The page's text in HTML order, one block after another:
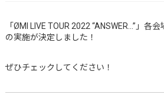
「ØMI LIVE TOUR 2022 “ANSWER…”」各
の実施が決定しました！
ぜひチェックしてください！